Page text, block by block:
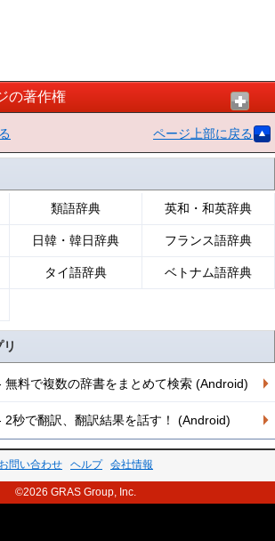
の著作権
ページ上部に戻る
類語辞典 英和・和英辞典
日韓・韓日辞典 フランス語辞典
タイ語辞典 ベトナム語辞典
無料で複数の辞書をまとめて検索 (Android)
2秒で翻訳、翻訳結果を話す！ (Android)
お問い合わせ ヘルプ 会社情報
©2026 GRAS Group, Inc.